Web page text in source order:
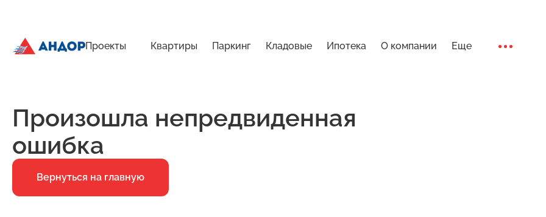
Проекты Квартиры Паркинг Кладовые Ипотека О компании Еще
Произошла непредвиденная
ошибка
Вернуться на главную